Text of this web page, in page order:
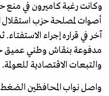
وكانت رغبة كاميرون في منع
أصوات لمصلحة حزب استقلال
آخر في قراره إجراء
مدفوعة بنقاش وطني عميق
والتبعات الاقتصادية للعولمة.
واصل نواب المحافظين الضغط